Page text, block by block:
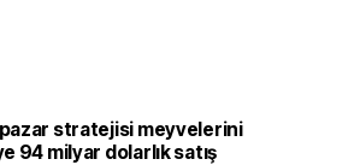
stratejisi meyvelerini
94 milyar dolarlık satış